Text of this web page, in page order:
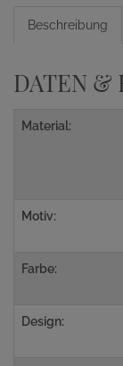
Beschreibung
DATEN &
Material:
Motiv:
Farbe:
Design: